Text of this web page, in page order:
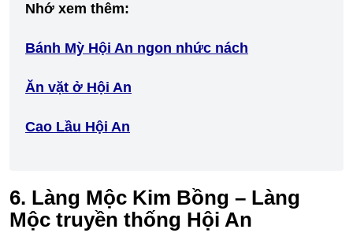
Nhớ xem thêm:
Bánh Mỳ Hội An ngon nhức nách
Ăn vặt ở Hội An
Cao Lầu Hội An
6. Làng Mộc Kim Bồng – Làng
Mộc truyền thống Hội An